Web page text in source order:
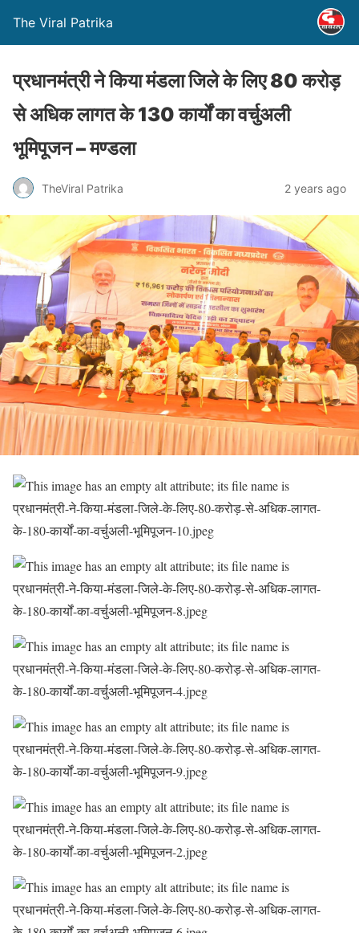
The Viral Patrika
प्रधानमंत्री ने किया मंडला जिले के लिए 80 करोड़
से अधिक लागत के 130 कार्यों का वर्चुअली
भूमिपूजन – मण्‍डला
TheViral Patrika 2 years ago